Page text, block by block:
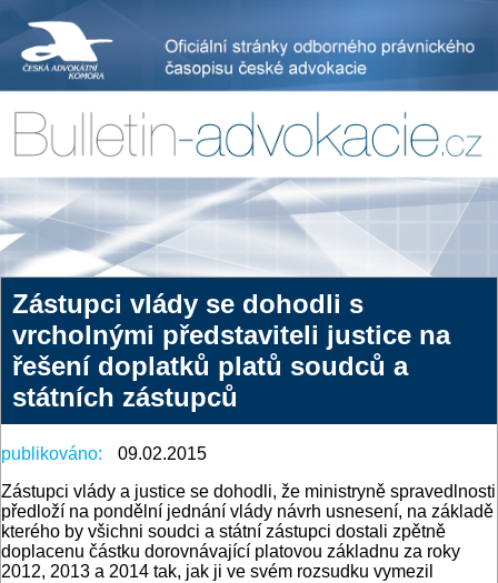
Zástupci vlády se dohodli s
vrcholnými představiteli justice na
řešení doplatků platů soudců a
státních zástupců
publikováno:
09.02.2015
Zástupci vlády a justice se dohodli, že ministryně spravedlnosti
předloží na pondělní jednání vlády návrh usnesení, na základě
kterého by všichni soudci a státní zástupci dostali zpětně
doplacenu částku dorovnávající platovou základnu za roky
2012, 2013 a 2014 tak, jak ji ve svém rozsudku vymezil